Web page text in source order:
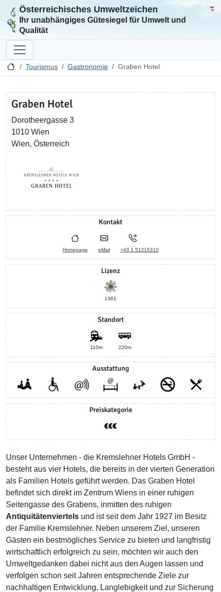
Zur Startseite
Österreichisches Umweltzeichen
Ihr unabhängiges Gütesiegel für Umwelt und
Qualität
Tourismus Gastronomie Graben Hotel
Graben Hotel
Dorotheergasse 3
1010 Wien
Wien, Österreich
Kontakt
Homepage eMail +43 1 51215310
Lizenz
1361
Standort
110m 220m
Ausstattung
Preiskategorie
Unser Unternehmen - die Kremslehner Hotels GmbH -
besteht aus vier Hotels, die bereits in der vierten Generation
als Familien Hotels geführt werden. Das Graben Hotel
befindet sich direkt im Zentrum Wiens in einer ruhigen
Seitengasse des Grabens, inmitten des ruhigen
Antiquitätenviertels und ist seit dem Jahr 1927 im Besitz
der Familie Kremslehner. Neben unserem Ziel, unseren
Gästen ein bestmögliches Service zu bieten und langfristig
wirtschaftlich erfolgreich zu sein, möchten wir auch den
Umweltgedanken dabei nicht aus den Augen lassen und
verfolgen schon seit Jahren entsprechende Ziele zur
nachhaltigen Entwicklung, Langlebigkeit und zur Sicherung